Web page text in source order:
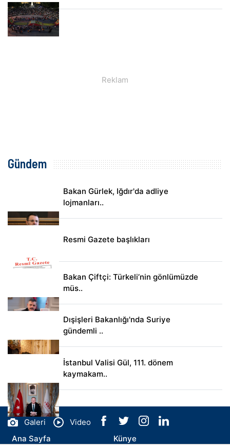
Gündem
Bakan Gürlek, Iğdır'da adliye
lojmanları..
Resmi Gazete başlıkları
Bakan Çiftçi: Türkeli’nin gönlümüzde
müs..
Dışişleri Bakanlığı'nda Suriye
gündemli ..
İstanbul Valisi Gül, 111. dönem
kaymakam..
Galeri
Video
Ana Sayfa
Künye